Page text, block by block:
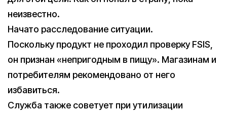
неизвестно.
Начато расследование ситуации.
Поскольку продукт не проходил проверку FSIS,
он признан «непригодным в пищу». Магазинам и
потребителям рекомендовано от него
избавиться.
Служба также советует при утилизации